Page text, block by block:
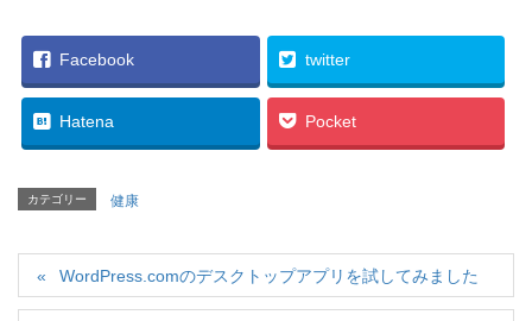
Facebook twitter
Hatena Pocket
カテゴリー 健康
WordPress.comのデスクトップアプリを試してみました